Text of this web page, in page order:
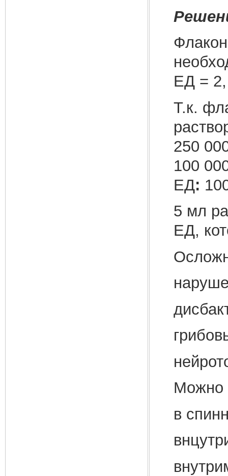
ЕД = 2,
Т.к.
250
100
ЕД:
5 мл
ЕД,
Можно
в